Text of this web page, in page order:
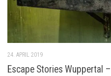
24. APRIL 2019
Escape Stories Wuppertal